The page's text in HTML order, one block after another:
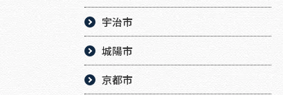
宇治市
城陽市
京都市